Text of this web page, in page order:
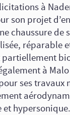
à
son projet
chaussure de
réparable
à
ses travaux
et hypersonique.